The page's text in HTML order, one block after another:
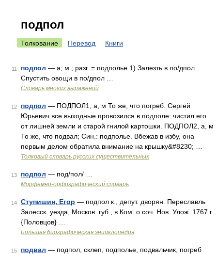
подпол
Толкование Перевод Книги
11 подпол — а; м.; разг. = подполье 1) Залезть в по/дпол.
Спустить овощи в по/дпол …
Словарь многих выражений
12 подпол — ПОДПОЛ1, а, м То же, что погреб. Сергей
Юрьевич все выходные провозился в подполе: чистил его
от лишней земли и старой гнилой картошки. ПОДПОЛ2, а, м
То же, что подвал; Син.: подполье. Вбежав в избу, она
первым делом обратила внимание на крышку&#8230; …
Толковый словарь русских существительных
13 подпол — под/пол/ …
Морфемно-орфографический словарь
14 Ступишин, Егор — подпол к., депут. дворян. Переславль
Залесск. уезда, Москов. губ., в Ком. о соч. Нов. Улож. 1767 г.
{Половцов} …
Большая биографическая энциклопедия
15 подвал — подпол, склеп, подполье, подвальчик, погреб